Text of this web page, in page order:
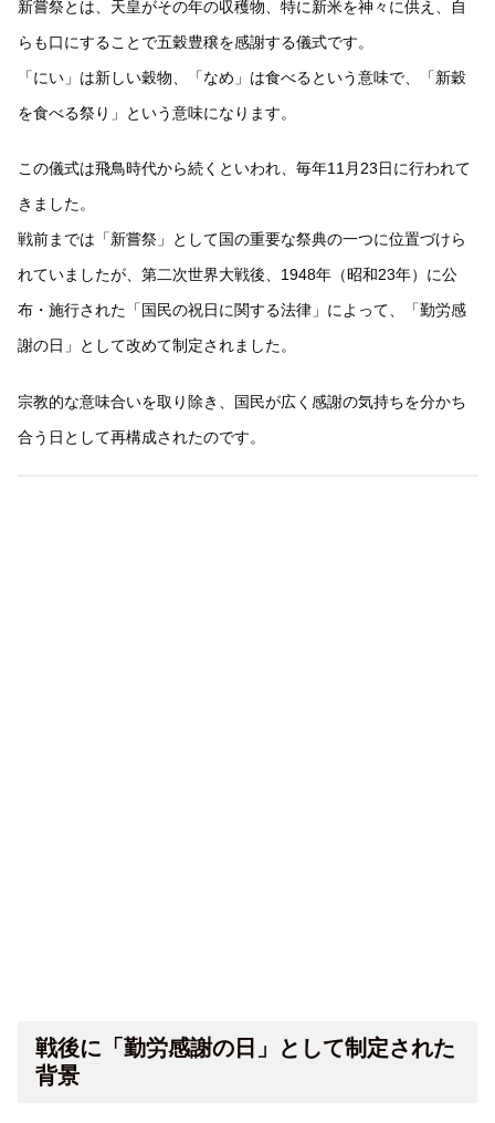
新嘗祭とは、天皇がその年の収穫物、特に新米を神々に供え、自
らも口にすることで五穀豊穣を感謝する儀式です。
「にい」は新しい穀物、「なめ」は食べるという意味で、「新穀
を食べる祭り」という意味になります。
この儀式は飛鳥時代から続くといわれ、毎年11月23日に行われて
きました。
戦前までは「新嘗祭」として国の重要な祭典の一つに位置づけら
れていましたが、第二次世界大戦後、1948年（昭和23年）に公
布・施行された「国民の祝日に関する法律」によって、「勤労感
謝の日」として改めて制定されました。
宗教的な意味合いを取り除き、国民が広く感謝の気持ちを分かち
合う日として再構成されたのです。
戦後に「勤労感謝の日」として制定された
背景